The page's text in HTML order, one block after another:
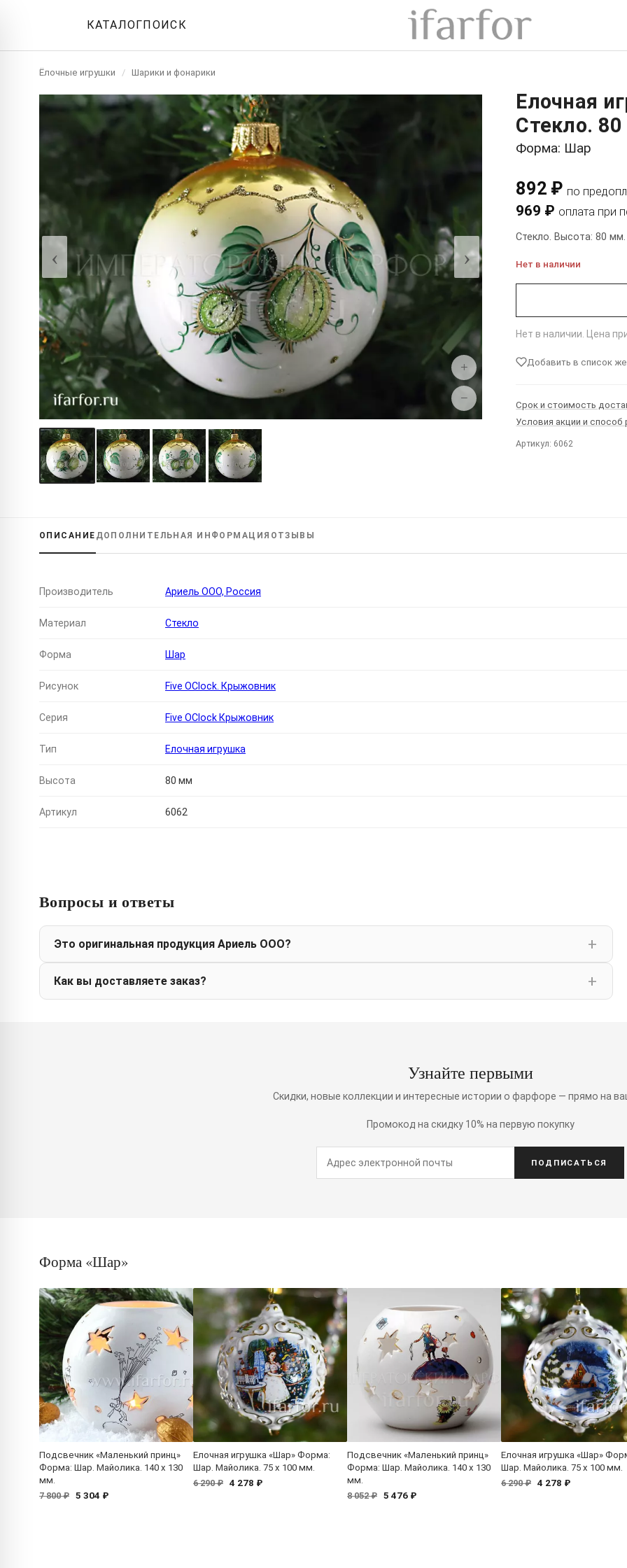
КАТАЛОГПОИСК
Ёлочные игрушки / Шарики и фонарики
‹ ›
+
−
Елочная
Стекло.
Форма: Шар
892 ₽ по
969 ₽ оплата при
Стекло. Высота: 80 мм.
Нет в наличии
Нет в наличии. Цена
Добавить в список
Срок и стоимость
Условия акции и способ
Артикул: 6062
ОПИСАНИЕ ДОПОЛНИТЕЛЬНАЯ ИНФОРМАЦИЯ ОТЗЫВЫ
Производитель Ариель ООО, Россия
Материал Стекло
Форма Шар
Рисунок Five OClock. Крыжовник
Серия Five OClock Крыжовник
Тип Елочная игрушка
Высота 80 мм
Артикул 6062
Вопросы и ответы
Это оригинальная продукция Ариель ООО?
Как вы доставляете заказ?
Узнайте первыми
Скидки, новые коллекции и интересные истории о фарфоре — прямо на
Промокод на скидку 10% на первую покупку
ПОДПИСАТЬСЯ
Форма «Шар»
Подсвечник «Маленький принц»
Форма: Шар. Майолика. 140 x 130
мм.
7 800 ₽ 5 304 ₽
Елочная игрушка «Шар» Форма:
Шар. Майолика. 75 x 100 мм.
6 290 ₽ 4 278 ₽
Подсвечник «Маленький принц»
Форма: Шар. Майолика. 140 x 130
мм.
8 052 ₽ 5 476 ₽
Елочная игрушка «Шар»
Шар. Майолика. 75 x 100 мм.
6 290 ₽ 4 278 ₽